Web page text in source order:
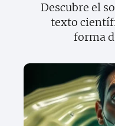
Descubre el
texto
forma